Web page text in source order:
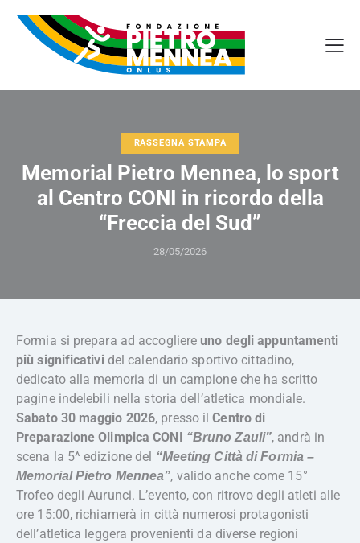
RASSEGNA STAMPA
Memorial Pietro Mennea, lo sport
al Centro CONI in ricordo della
“Freccia del Sud”
28/05/2026
Formia si prepara ad accogliere uno degli appuntamenti
più significatividel calendario sportivo cittadino,
dedicato alla memoria di un campione che ha scritto
pagine indelebili nella storia dell’atletica mondiale.
Sabato 30 maggio 2026, presso ilCentro di
Preparazione Olimpica CONI
“Bruno Zauli”, andrà in
scena la 5^ edizione del “Meeting Città di Formia –
Memorial Pietro Mennea”, valido anche come 15°
Trofeo degli Aurunci. L’evento, con ritrovo degli atleti alle
ore 15:00, richiamerà in città numerosi protagonisti
dell’atletica leggera provenienti da diverse regioni